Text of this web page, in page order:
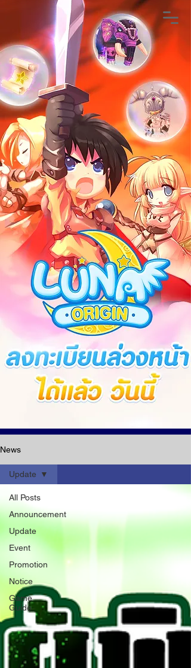
News
All Posts
Announcement
Update
Event
Promotion
Notice
Game
Guide
Update